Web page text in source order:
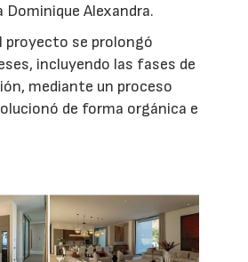
Dominique Alexandra.
proyecto se prolongó
incluyendo las fases de
mediante un proceso
de forma orgánica e